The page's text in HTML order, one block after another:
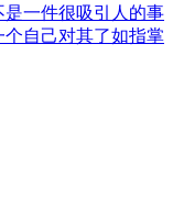
一件很吸引人的事
自己对其了如指掌